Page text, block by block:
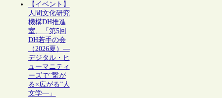
【イベント】
人間文化研究
機構DH推進
室、「第5回
DH若手の会
（2026夏）―
デジタル・ヒ
ューマニティ
ーズで“繋が
る×広がる”人
文学―」